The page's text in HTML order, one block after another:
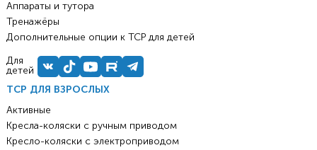
ТСР ДЛЯ ВЗРОСЛЫХ
Активные
Кресла-коляски с ручным приводом
Кресло-коляски с электроприводом
Аппараты и тутора
Тренажёры
Дополнительные опции к ТСР для детей
Для
детей